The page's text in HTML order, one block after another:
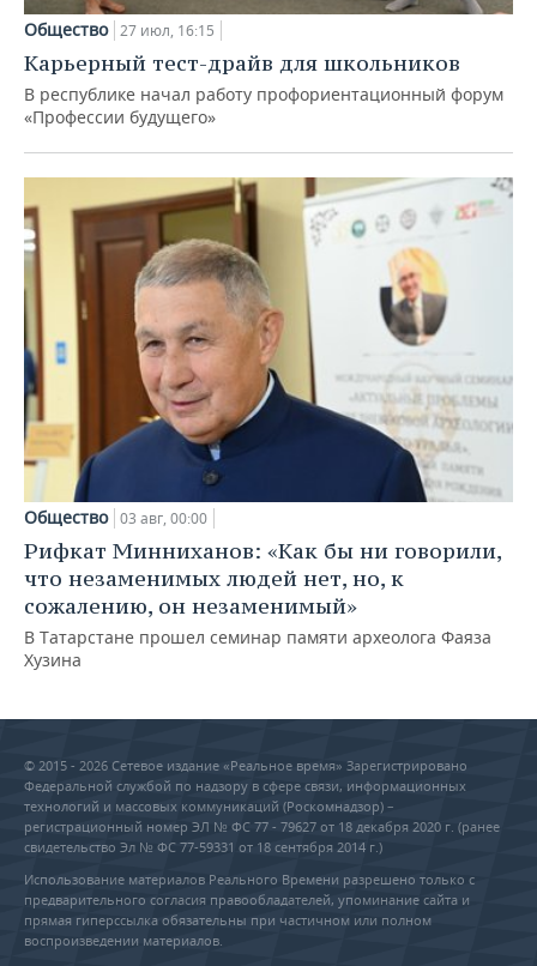
Общество 27 июл, 16:15
Карьерный тест-драйв для школьников
В республике начал работу профориентационный форум
«Профессии будущего»
Общество 03 авг, 00:00
Рифкат Минниханов: «Как бы ни говорили,
что незаменимых людей нет, но, к
сожалению, он незаменимый»
В Татарстане прошел семинар памяти археолога Фаяза
Хузина
© 2015 - 2026 Сетевое издание «Реальное время» Зарегистрировано
Федеральной службой по надзору в сфере связи, информационных
технологий и массовых коммуникаций (Роскомнадзор) –
регистрационный номер ЭЛ № ФС 77 - 79627 от 18 декабря 2020 г. (ранее
свидетельство Эл № ФС 77-59331 от 18 сентября 2014 г.)
Использование материалов Реального Времени разрешено только с
предварительного согласия правообладателей, упоминание сайта и
прямая гиперссылка обязательны при частичном или полном
воспроизведении материалов.